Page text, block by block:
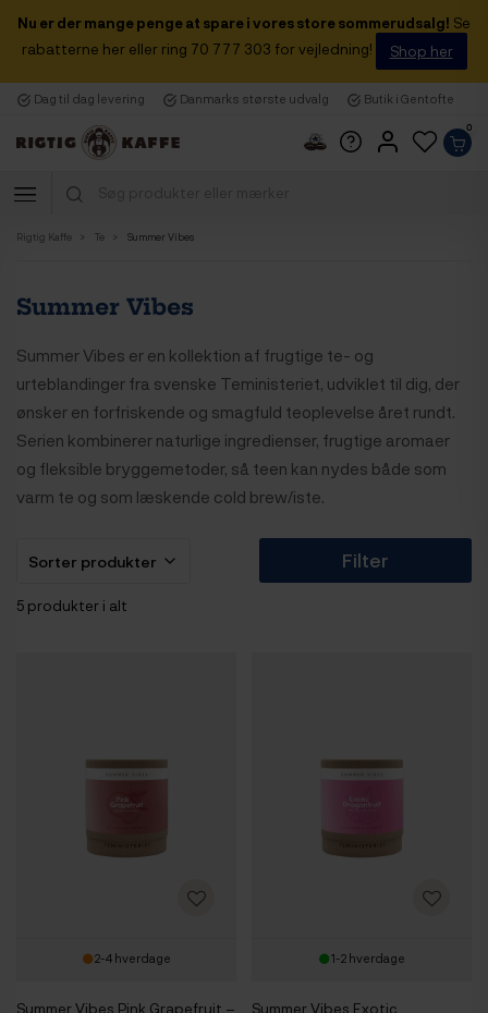
Nu er der mange penge at spare i vores store sommerudsalg! Se
rabatterne her eller ring 70 777 303 for vejledning!
Shop her
Dag til dag levering Danmarks største udvalg Butik i Gentofte
0
Rigtig Kaffe Te Summer Vibes
Summer Vibes
Summer Vibes er en kollektion af frugtige te- og
urteblandinger fra svenske Teministeriet, udviklet til dig, der
ønsker en forfriskende og smagfuld teoplevelse året rundt.
Serien kombinerer naturlige ingredienser, frugtige aromaer
og fleksible bryggemetoder, så teen kan nydes både som
varm te og som læskende cold brew/iste.
5 produkter i alt
Filter
2-4 hverdage
Summer Vibes Pink Grapefruit –
1-2 hverdage
Summer Vibes Exotic